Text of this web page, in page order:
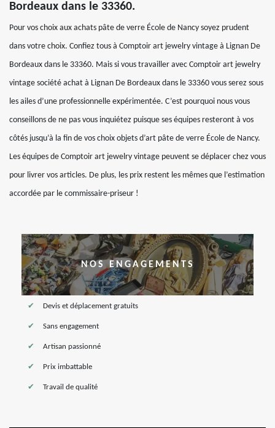
Bordeaux dans le 33360.
Pour vos choix aux achats pâte de verre École de Nancy soyez prudent
dans votre choix. Confiez tous à Comptoir art jewelry vintage à Lignan De
Bordeaux dans le 33360. Mais si vous travailler avec Comptoir art jewelry
vintage société achat à Lignan De Bordeaux dans le 33360 vous serez sous
les ailes d’une professionnelle expérimentée. C’est pourquoi nous vous
conseillons de ne pas vous inquiétez puisque ses équipes resteront à vos
côtés jusqu’à la fin de vos choix objets d’art pâte de verre École de Nancy.
Les équipes de Comptoir art jewelry vintage peuvent se déplacer chez vous
pour livrer vos articles. De plus, les prix restent les mêmes que l’estimation
accordée par le commissaire-priseur !
NOS ENGAGEMENTS
Devis et déplacement gratuits
Sans engagement
Artisan passionné
Prix imbattable
Travail de qualité